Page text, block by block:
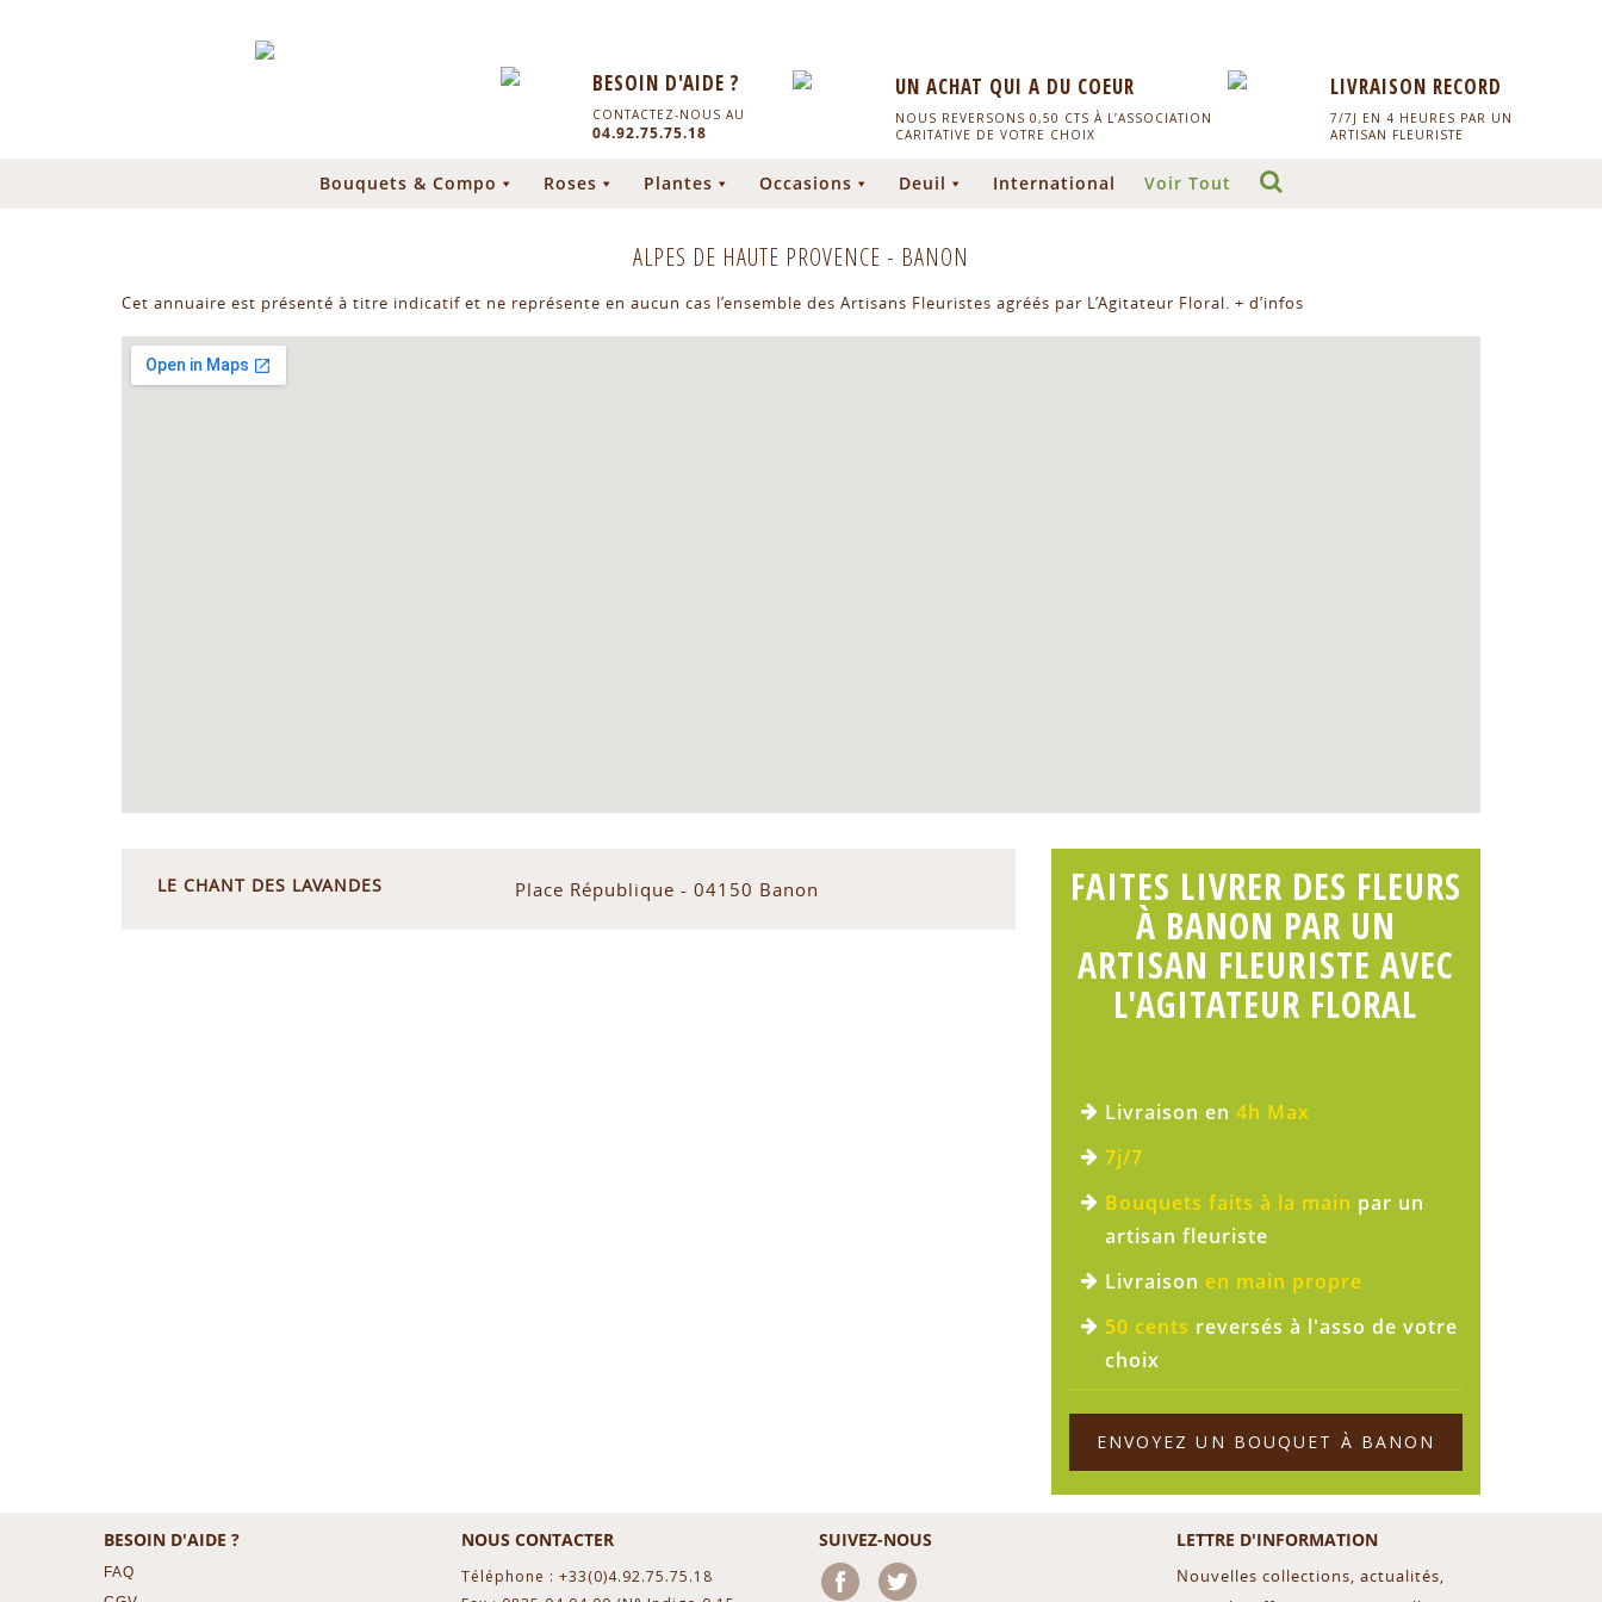
BESOIN D'AIDE ?
CONTACTEZ-NOUS AU
04.92.75.75.18
UN ACHAT QUI A DU COEUR
NOUS REVERSONS 0,50 CTS À L’ASSOCIATION
CARITATIVE DE VOTRE CHOIX
LIVRAISON RECORD
7/7J EN 4 HEURES PAR UN
ARTISAN FLEURISTE
Bouquets & Compo Roses Plantes Occasions Deuil International Voir Tout
ALPES DE HAUTE PROVENCE - BANON
Cet annuaire est présenté à titre indicatif et ne représente en aucun cas l’ensemble des Artisans Fleuristes agréés par L’Agitateur Floral. + d’infos
LE CHANT DES LAVANDES Place République - 04150 Banon
FAITES LIVRER DES FLEURS
À BANON PAR UN
ARTISAN FLEURISTE AVEC
L'AGITATEUR FLORAL
Livraison en 4h Max
7j/7
Bouquets faits à la main par un
artisan fleuriste
Livraison en main propre
50 cents reversés à l'asso de votre
choix
ENVOYEZ UN BOUQUET À BANON
BESOIN D'AIDE ?
FAQ
NOUS CONTACTER
Téléphone : +33(0)4.92.75.75.18
SUIVEZ-NOUS
Facebook
LETTRE D'INFORMATION
Nouvelles collections, actualités,